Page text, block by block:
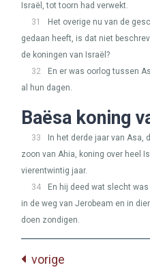
Israël, tot toorn had verwekt.
31
Het overige nu van de
gedaan heeft, is dat niet
de koningen van Israël?
32
En er was oorlog tussen
al hun dagen.
Baësa koning
33
In het derde jaar van Asa,
zoon van Ahia, koning over heel
vierentwintig jaar.
34
En hij deed wat slecht
in de weg van Jerobeam en in
doen zondigen.
vorige